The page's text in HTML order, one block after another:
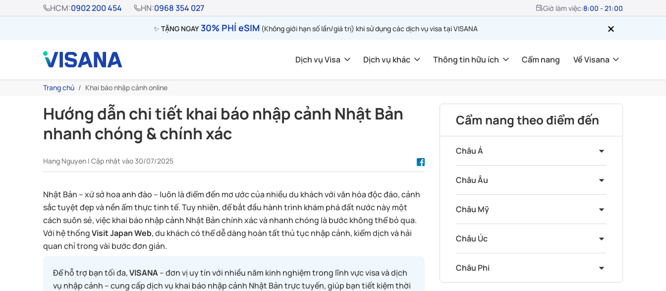
HCM:0902 200 454 HN:0968 354 027 Giờ làm việc:8:00 - 21:00
✨ TẶNG NGAY30% PHÍ eSIM (Không giới hạn số lần/giá trị) khi sử dụng các dịch vụ visa tại VISANA
Dịch vụ Visa Dịch vụ khác Thông tin hữu ích Cẩm nang Về Visana
Trang chủ Khai báo nhập cảnh online
Hướng dẫn chi tiết khai báo nhập cảnh Nhật Bản
nhanh chóng & chính xác
Hang Nguyen | Cập nhật vào 30/07/2025
Nhật Bản – xứ sở hoa anh đào – luôn là điểm đến mơ ước của nhiều du khách với văn hóa độc đáo, cảnh
sắc tuyệt đẹp và nền ẩm thực tinh tế. Tuy nhiên, để bắt đầu hành trình khám phá đất nước này một
cách suôn sẻ, việc khai báo nhập cảnh Nhật Bản chính xác và nhanh chóng là bước không thể bỏ qua.
Với hệ thốngVisit Japan Web, du khách có thể dễ dàng hoàn tất thủ tục nhập cảnh, kiểm dịch và hải
quan chỉ trong vài bước đơn giản.
Để hỗ trợ bạn tối đa,VISANA– đơn vị uy tín với nhiều năm kinh nghiệm trong lĩnh vực visa và dịch
vụ nhập cảnh – cung cấp dịch vụ khai báo nhập cảnh Nhật Bản trực tuyến, giúp bạn tiết kiệm thời
Cẩm nang theo điểm đến
Châu Á
Châu Âu
Châu Mỹ
Châu Úc
Châu Phi